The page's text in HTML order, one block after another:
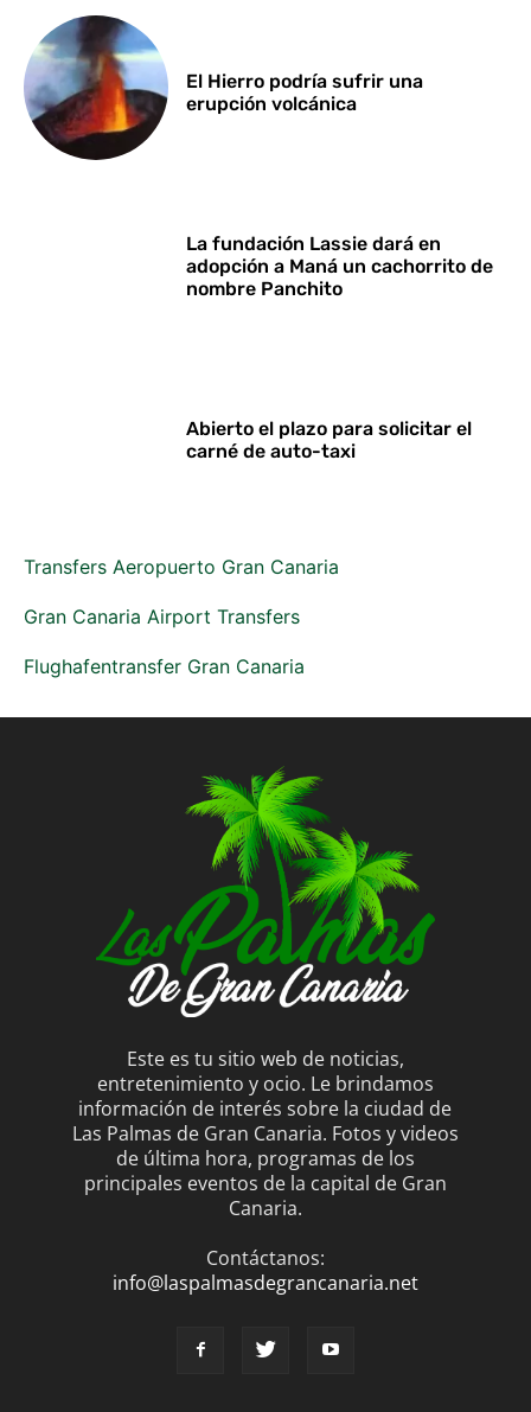
El Hierro podría sufrir una
erupción volcánica
La fundación Lassie dará en
adopción a Maná un cachorrito de
nombre Panchito
Abierto el plazo para solicitar el
carné de auto-taxi
Transfers Aeropuerto Gran Canaria
Gran Canaria Airport Transfers
Flughafentransfer Gran Canaria
Este es tu sitio web de noticias,
entretenimiento y ocio. Le brindamos
información de interés sobre la ciudad de
Las Palmas de Gran Canaria. Fotos y videos
de última hora, programas de los
principales eventos de la capital de Gran
Canaria.
Contáctanos:
info@laspalmasdegrancanaria.net